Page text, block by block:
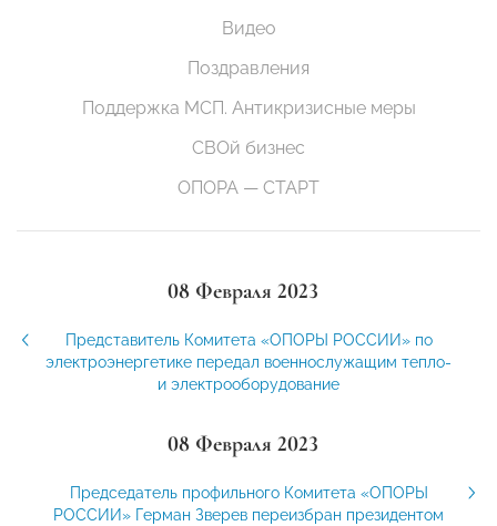
Видео
Поздравления
Поддержка МСП. Антикризисные меры
СВОй бизнес
ОПОРА — СТАРТ
08 Февраля 2023
Представитель Комитета «ОПОРЫ РОССИИ» по
электроэнергетике передал военнослужащим тепло-
и электрооборудование
08 Февраля 2023
Председатель профильного Комитета «ОПОРЫ
РОССИИ» Герман Зверев переизбран президентом